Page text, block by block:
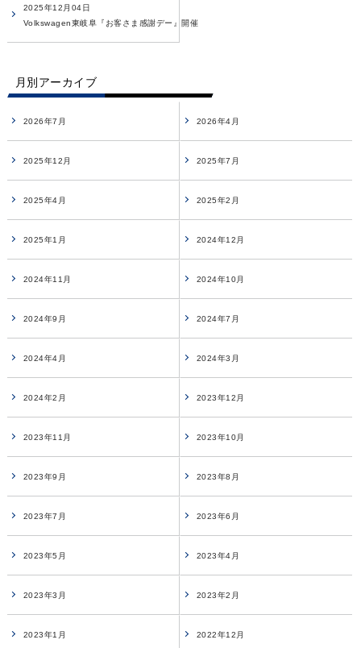
2025年12月04日
Volkswagen東岐阜『お客さま感謝デー』開催
月別アーカイブ
2026年7月 2026年4月
2025年12月 2025年7月
2025年4月 2025年2月
2025年1月 2024年12月
2024年11月 2024年10月
2024年9月 2024年7月
2024年4月 2024年3月
2024年2月 2023年12月
2023年11月 2023年10月
2023年9月 2023年8月
2023年7月 2023年6月
2023年5月 2023年4月
2023年3月 2023年2月
2023年1月 2022年12月